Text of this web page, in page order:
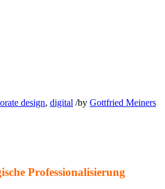
design, digital /by Gottfried Meiners
Professionalisierung